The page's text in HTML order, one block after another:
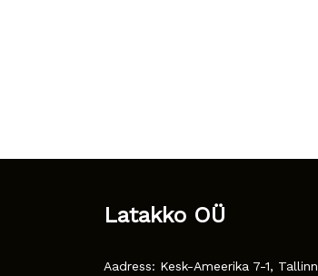
Latakko OÜ
Aadress: Kesk-Ameerika 7-1, Tallinn